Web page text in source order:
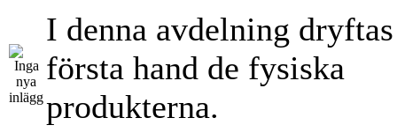
I denna avdelning
första hand de fysiska
produkterna.